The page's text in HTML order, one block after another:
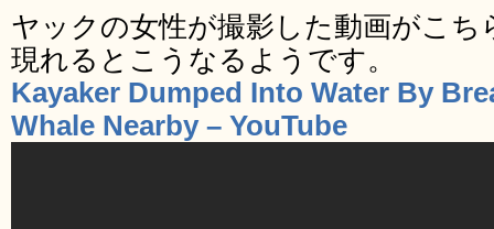
ヤックの女性が撮影した動画がこち
現れるとこうなるようです。
Kayaker Dumped Into Water By
Whale Nearby – YouTube